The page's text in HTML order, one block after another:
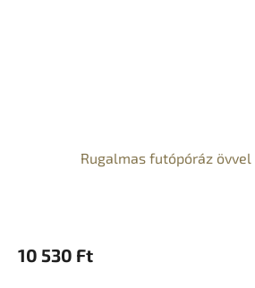
Rugalmas futópóráz
10 530 Ft